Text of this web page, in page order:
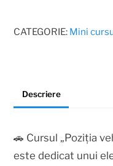
CATEGORIE: Mini
Descriere
🚗 Cursul „Poziția
este dedicat unui